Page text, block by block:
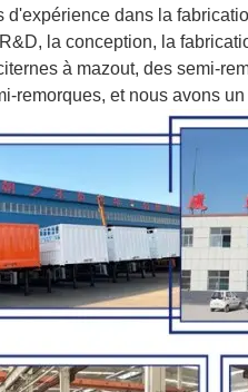
d'expérience dans la
la conception, la
à mazout, des semi-
remorques, et nous avons